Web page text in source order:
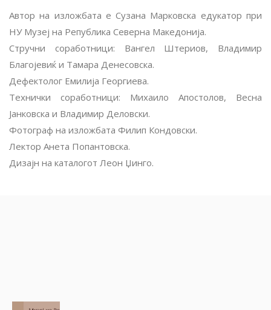
Автор на изложбата е Сузана Марковска едукатор при
НУ Музеј на Република Северна Македонија.
Стручни соработници: Вангел Штериов, Владимир
Благојевиќ и Тамара Денесовска.
Дефектолог Емилија Георгиева.
Технички соработници: Михаило Апостолов, Весна
Јанковска и Владимир Деловски.
Фотограф на изложбата Филип Кондовски.
Лектор Анета Попантовска.
Дизајн на каталогот Леон Џинго.